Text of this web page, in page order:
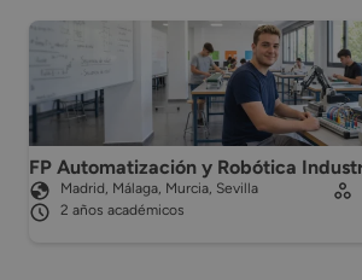
FP Automatización y Robótica
Madrid, Málaga, Murcia, Sevilla
2 años académicos